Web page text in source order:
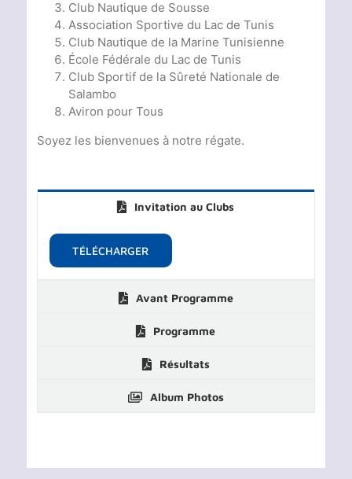
Club Nautique de Sousse
Association Sportive du Lac de Tunis
Club Nautique de la Marine Tunisienne
École Fédérale du Lac de Tunis
Club Sportif de la Sûreté Nationale de
Salambo
Aviron pour Tous
Soyez les bienvenues à notre régate.
Invitation au Clubs
TÉLÉCHARGER
Avant Programme
Programme
Résultats
Album Photos